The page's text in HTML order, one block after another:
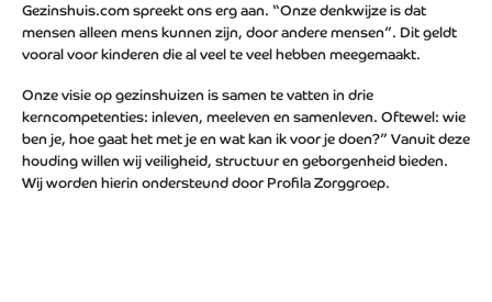
Gezinshuis.com spreekt ons erg aan. “Onze denkwijze is dat
mensen alleen mens kunnen zijn, door andere mensen”. Dit geldt
vooral voor kinderen die al veel te veel hebben meegemaakt.
Onze visie op gezinshuizen is samen te vatten in drie
kerncompetenties: inleven, meeleven en samenleven. Oftewel: wie
ben je, hoe gaat het met je en wat kan ik voor je doen?” Vanuit deze
houding willen wij veiligheid, structuur en geborgenheid bieden.
Wij worden hierin ondersteund door Profila Zorggroep.